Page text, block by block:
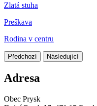
Zlatá stuha
Preškava
Rodina v centru
Předchozí Následující
Adresa
Obec Prysk